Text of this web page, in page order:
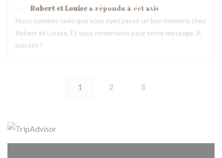
Robert et Louise a répondu à cet avis
Nous sommes ravis que vous ayez passé un bon moment chez
Robert et Louise, Et vous remercions pour votre message. A
bientôt ?
1 2 3